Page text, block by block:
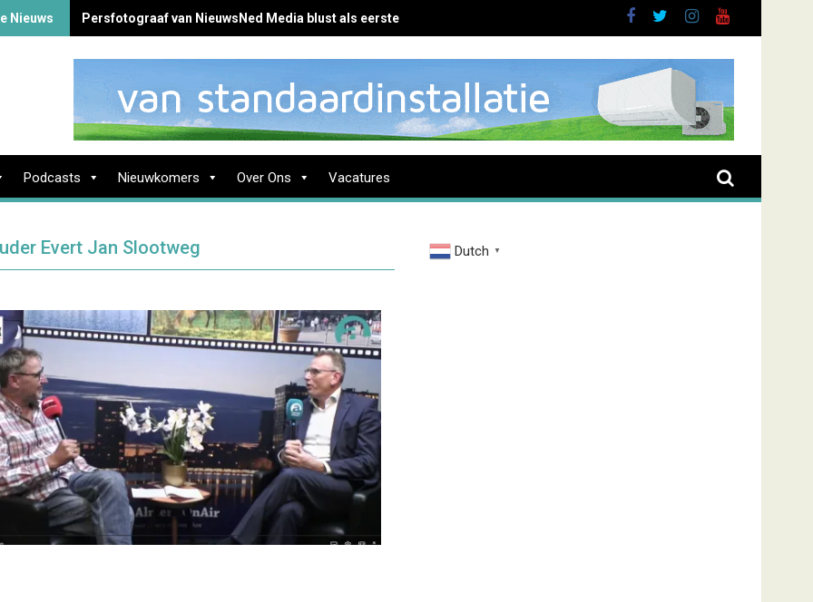
Nieuws Persfotograaf van NieuwsNed Media blust als eerste brand Zenderstraat
Podcasts Nieuwkomers Over Ons Vacatures
Evert Jan Slootweg Dutch ▼